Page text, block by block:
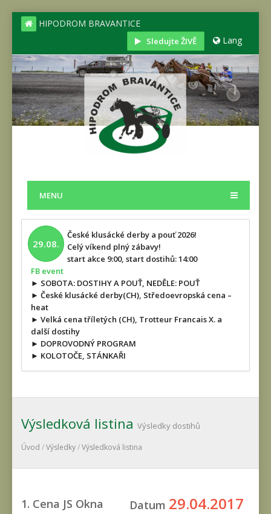
HIPODROM BRAVANTICE
Sledujte ŽIVĚ Lang
MENU
29.08.
České klusácké derby a pouť 2026!
Celý víkend plný zábavy!
start akce 9:00, start dostihů: 14:00
FB event
► SOBOTA: DOSTIHY A POUŤ, NEDĚLE: POUŤ
► České klusácké derby(CH), Středoevropská cena –
heat
► Velká cena tříletých (CH), Trotteur Francais X. a
další dostihy
► DOPROVODNÝ PROGRAM
► KOLOTOČE, STÁNKAŘI
Výsledková listina Výsledky dostihů
Úvod /Výsledky/Výsledková listina
1. Cena JS Okna Datum 29.04.2017